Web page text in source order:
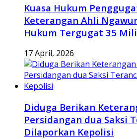
Kuasa Hukum
Keterangan Ahli
Hukum Tergugat 35
17 April, 2026
Diduga Berikan
Persidangan dua Saksi
Dilaporkan Kepolisi